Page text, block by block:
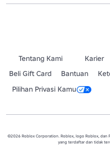
Tentang Kami Karier
Beli Gift Card
Bantuan
Pilihan Privasi Kamu
©2026 Roblox Corporation. Roblox, logo Roblox, dan
yang terdaftar dan tidak